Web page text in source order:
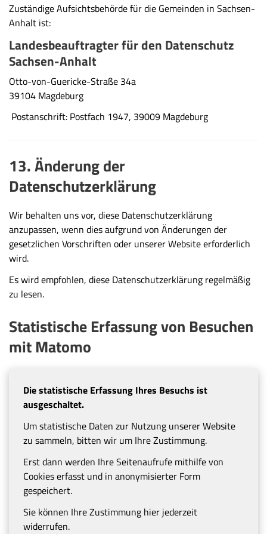
Zuständige Aufsichtsbehörde für die Gemeinden in Sachsen-
Anhalt ist:
Landesbeauftragter für den Datenschutz
Sachsen-Anhalt
Otto-von-Guericke-Straße 34a
39104 Magdeburg
Postanschrift: Postfach 1947, 39009 Magdeburg
13. Änderung der
Datenschutzerklärung
Wir behalten uns vor, diese Datenschutzerklärung
anzupassen, wenn dies aufgrund von Änderungen der
gesetzlichen Vorschriften oder unserer Website erforderlich
wird.
Es wird empfohlen, diese Datenschutzerklärung regelmäßig
zu lesen.
Statistische Erfassung von Besuchen
mit Matomo
Die statistische Erfassung Ihres Besuchs ist
ausgeschaltet.
Um statistische Daten zur Nutzung unserer Website
zu sammeln, bitten wir um Ihre Zustimmung.
Erst dann werden Ihre Seitenaufrufe mithilfe von
Cookies erfasst und in anonymisierter Form
gespeichert.
Sie können Ihre Zustimmung hier jederzeit
widerrufen.